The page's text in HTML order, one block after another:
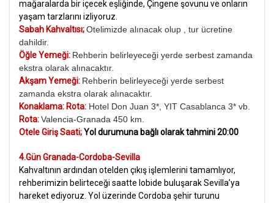
mağaralarda bir içecek eşliğinde, Çingene şovunu ve onların
yaşam tarzlarını izliyoruz.
Sabah Kahvaltısı;Otelimizde alınacak olup , tur ücretine
dahildir.
Öğle Yemeği: Rehberin belirleyeceği yerde serbest zamanda
ekstra olarak alınacaktır.
Akşam Yemeği: Rehberin belirleyeceği yerde serbest
zamanda ekstra olarak alınacaktır.
Konaklama: Rota: Hotel Don Juan 3*, YIT Casablanca 3* vb.
Rota:Valencia-Granada 450 km.
Otele Giriş Saati;Yol durumuna bağlı olarak tahmini 20:00
4.Gün Granada-Cordoba-Sevilla
Kahvaltının ardından otelden çıkış işlemlerini tamamlıyor,
rehberimizin belirteceği saatte lobide buluşarak Sevilla’ya
hareket ediyoruz. Yol üzerinde Cordoba şehir turunu